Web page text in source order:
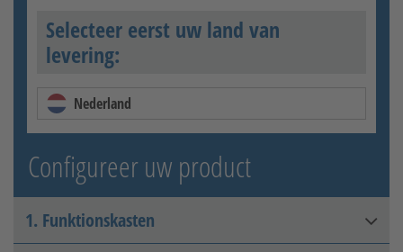
Selecteer eerst uw land van
levering:
Nederland
Configureer uw product
1. Funktionskasten